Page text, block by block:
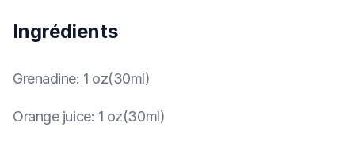
Ingrédients
Grenadine: 1 oz(30ml)
Orange juice: 1 oz(30ml)